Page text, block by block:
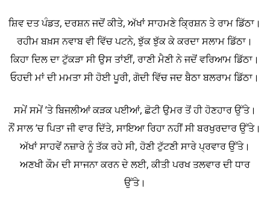
ਸ਼ਿਵ ਦਤ ਪੰਡਤ, ਦਰਸ਼ਨ ਜਦੋਂ ਕੀਤੇ, ਅੱਖਾਂ ਸਾਹਮਣੇ ਕ੍ਰਿਸ਼ਨ ਤੇ ਰਾਮ ਡਿੱਠਾ।
ਰਹੀਮ ਬਖ਼ਸ ਨਵਾਬ ਵੀ ਵਿੱਚ ਪਟਨੇ, ਝੁੱਕ ਝੁੱਕ ਕੇ ਕਰਦਾ ਸਲਾਮ ਡਿੱਠਾ।
ਕਿਹਾ ਦਿਲ ਦਾ ਟੁੱਕੜਾ ਸੀ ਉਸ ਤਾਂਈਂ, ਰਾਣੀ ਮੈਣੀ ਨੇ ਜਦੋਂ ਵਰਿਆਮ ਡਿੱਠਾ।
ਓਹਦੀ ਮਾਂ ਦੀ ਮਮਤਾ ਸੀ ਹੋਈ ਪੂਰੀ, ਗੋਦੀ ਵਿੱਚ ਜਦ ਬੈਠਾ ਬਲਰਾਮ ਡਿੱਠਾ।
ਸਮੇਂ ਸਮੇਂ ’ਤੇ ਬਿਜਲੀਆਂ ਕੜਕ ਪਈਆਂ, ਛੋਟੀ ਉਮਰ ਤੋਂ ਹੀ ਹੋਣਹਾਰ ਉੱਤੇ।
ਨੌਂ ਸਾਲ ’ਚ ਪਿਤਾ ਜੀ ਵਾਰ ਦਿੱਤੇ, ਸਾਇਆ ਰਿਹਾ ਨਹੀਂ ਸੀ ਬਰਖੁਰਦਾਰ ਉੱਤੇ।
ਅੱਖਾਂ ਸਾਹਵੇਂ ਨਜ਼ਾਰੇ ਨੂੰ ਤੱਕ ਰਹੇ ਸੀ, ਹੋਣੀ ਟੁੱਟਣੀ ਸਾਰੇ ਪ੍ਰਵਾਰ ਉੱਤੇ।
ਅਣਖੀ ਕੌਮ ਦੀ ਸਾਜਨਾ ਕਰਨ ਦੇ ਲਈ, ਕੀਤੀ ਪਰਖ ਤਲਵਾਰ ਦੀ ਧਾਰ
ਉੱਤੇ।